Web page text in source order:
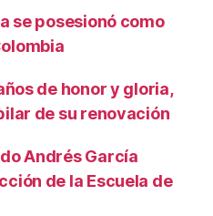
se posesionó como
de honor y gloria,
de su renovación
Andrés García
de la Escuela de